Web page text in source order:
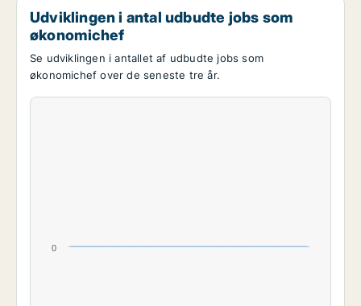
Udviklingen i antal udbudte jobs som
økonomichef
Se udviklingen i antallet af udbudte jobs som
økonomichef over de seneste tre år.
0